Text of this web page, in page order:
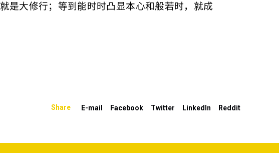
是大修行；等到能时时凸显本心和般若时，就成
Share E-mail Facebook Twitter LinkedIn Reddit